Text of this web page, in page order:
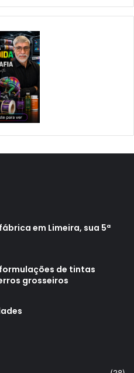
em Limeira, sua 5ª
formulações de tintas
grosseiros